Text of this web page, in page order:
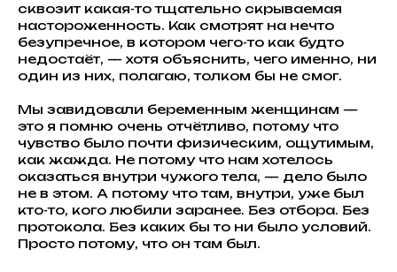
сквозит какая-то тщательно скрываемая
настороженность. Как смотрят на нечто
безупречное, в котором чего-то как будто
недостаёт, — хотя объяснить, чего именно, ни
один из них, полагаю, толком бы не смог.
Мы завидовали беременным женщинам —
это я помню очень отчётливо, потому что
чувство было почти физическим, ощутимым,
как жажда. Не потому что нам хотелось
оказаться внутри чужого тела, — дело было
не в этом. А потому что там, внутри, уже был
кто-то, кого любили заранее. Без отбора. Без
протокола. Без каких бы то ни было условий.
Просто потому, что он там был.